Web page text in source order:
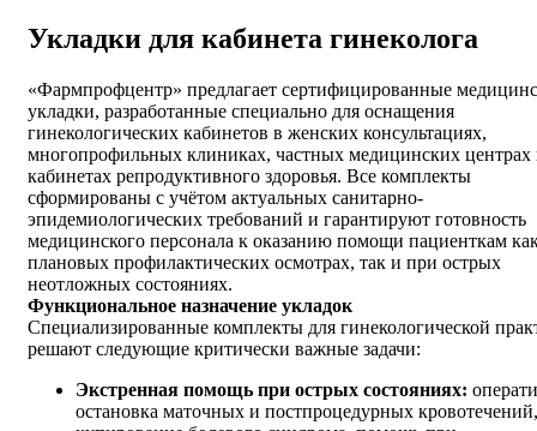
Укладки для кабинета гинеколога
«Фармпрофцентр» предлагает сертифицированные
укладки, разработанные специально для оснащения
гинекологических кабинетов в женских консультациях,
многопрофильных клиниках, частных медицинских центрах
кабинетах репродуктивного здоровья. Все комплекты
сформированы с учётом актуальных санитарно-
эпидемиологических требований и гарантируют готовность
медицинского персонала к оказанию помощи пациенткам
плановых профилактических осмотрах, так и при острых
неотложных состояниях.
Функциональное назначение укладок
Специализированные комплекты для гинекологической
решают следующие критически важные задачи:
Экстренная помощь при острых состояниях:
остановка маточных и постпроцедурных кровотечений,